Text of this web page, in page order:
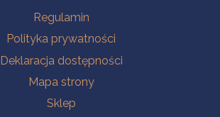
Regulamin
Polityka prywatności
Deklaracja dostępności
Mapa strony
Sklep